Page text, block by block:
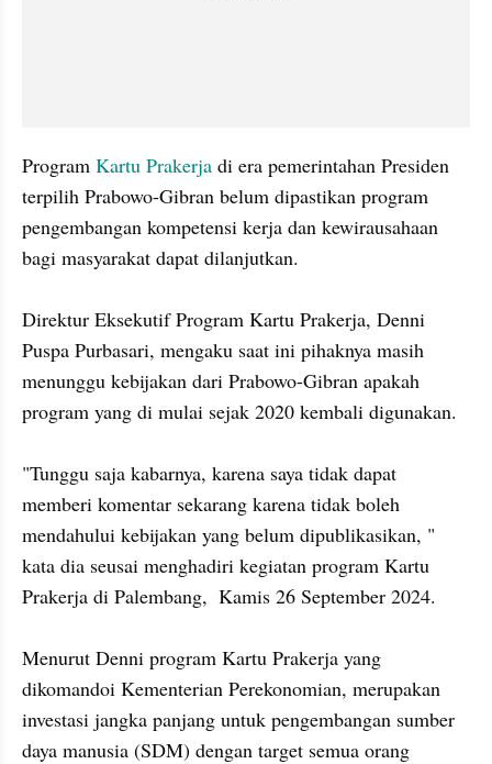
Program Kartu Prakerja di era pemerintahan Presiden
terpilih Prabowo-Gibran belum dipastikan program
pengembangan kompetensi kerja dan kewirausahaan
bagi masyarakat dapat dilanjutkan.
Direktur Eksekutif Program Kartu Prakerja, Denni
Puspa Purbasari, mengaku saat ini pihaknya masih
menunggu kebijakan dari Prabowo-Gibran apakah
program yang di mulai sejak 2020 kembali digunakan.
"Tunggu saja kabarnya, karena saya tidak dapat
memberi komentar sekarang karena tidak boleh
mendahului kebijakan yang belum dipublikasikan, "
kata dia seusai menghadiri kegiatan program Kartu
Prakerja di Palembang,  Kamis 26 September 2024.
Menurut Denni program Kartu Prakerja yang
dikomandoi Kementerian Perekonomian, merupakan
investasi jangka panjang untuk pengembangan sumber
daya manusia (SDM) dengan target semua orang